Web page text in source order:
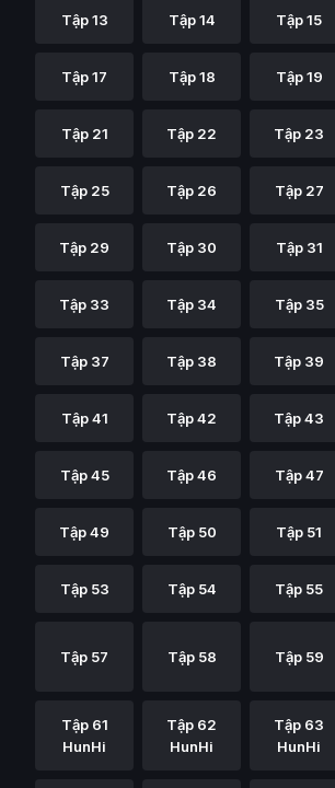
Tập 13 Tập 14 Tập 15
Tập 17 Tập 18 Tập 19
Tập 21 Tập 22 Tập 23
Tập 25 Tập 26 Tập 27
Tập 29 Tập 30 Tập 31
Tập 33 Tập 34 Tập 35
Tập 37 Tập 38 Tập 39
Tập 41 Tập 42 Tập 43
Tập 45 Tập 46 Tập 47
Tập 49 Tập 50 Tập 51
Tập 53 Tập 54 Tập 55
Tập 57 Tập 58 Tập 59
Tập 61
HunHi
Tập 62
HunHi
Tập 63
HunHi